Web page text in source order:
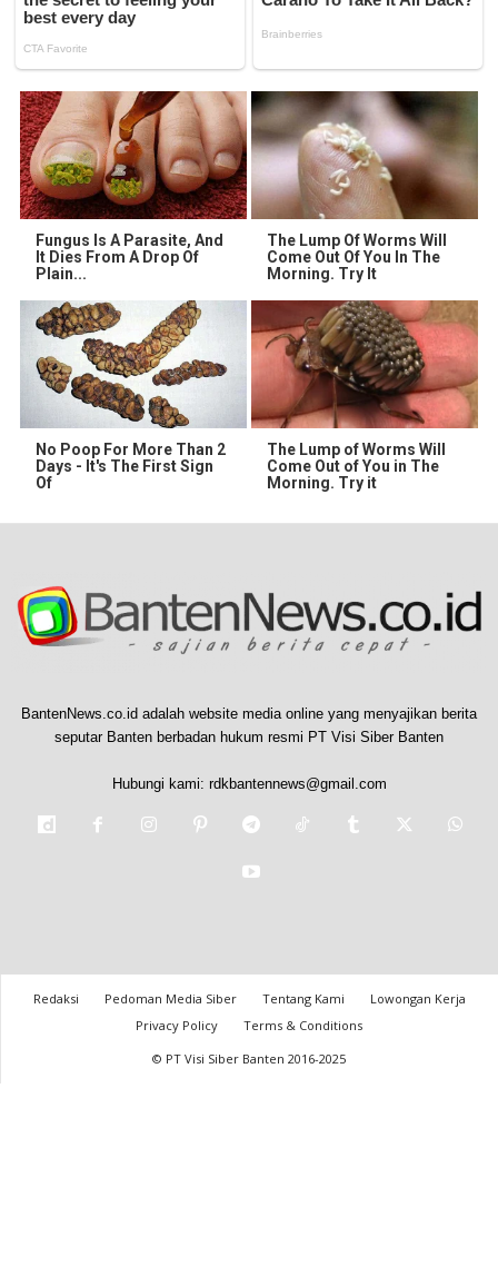
Fungus Is A Parasite, And
It Dies From A Drop Of
Plain...
The Lump Of Worms Will
Come Out Of You In The
Morning. Try It
No Poop For More Than 2
Days - It's The First Sign
Of
The Lump of Worms Will
Come Out of You in The
Morning. Try it
BantenNews.co.id adalah website media online yang menyajikan berita
seputar Banten berbadan hukum resmi PT Visi Siber Banten
Hubungi kami: rdkbantennews@gmail.com
Redaksi Pedoman Media Siber Tentang Kami
Lowongan Kerja
Privacy Policy
Terms & Conditions
© PT Visi Siber Banten 2016-2025